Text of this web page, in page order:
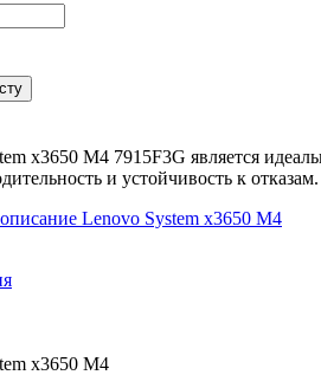
x3650 M4 7915F3G является
и устойчивость к
Lenovo System x3650 M4
x3650 M4